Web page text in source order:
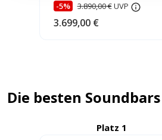
-5% 3.890,00 €UVP
3.699,00 €
Die besten Soundbars
Platz 1